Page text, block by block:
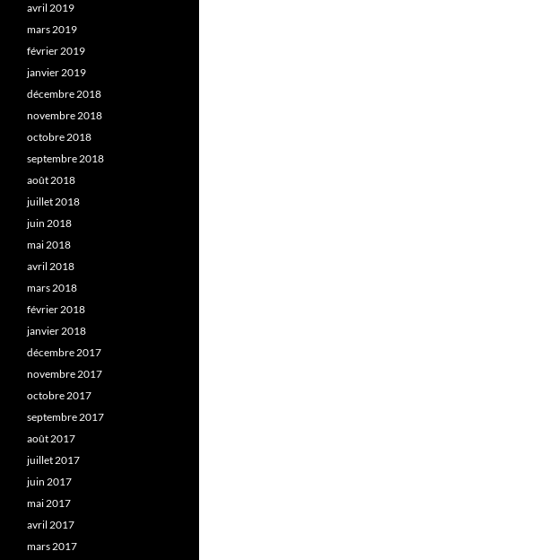
avril 2019
mars 2019
février 2019
janvier 2019
décembre 2018
novembre 2018
octobre 2018
septembre 2018
août 2018
juillet 2018
juin 2018
mai 2018
avril 2018
mars 2018
février 2018
janvier 2018
décembre 2017
novembre 2017
octobre 2017
septembre 2017
août 2017
juillet 2017
juin 2017
mai 2017
avril 2017
mars 2017